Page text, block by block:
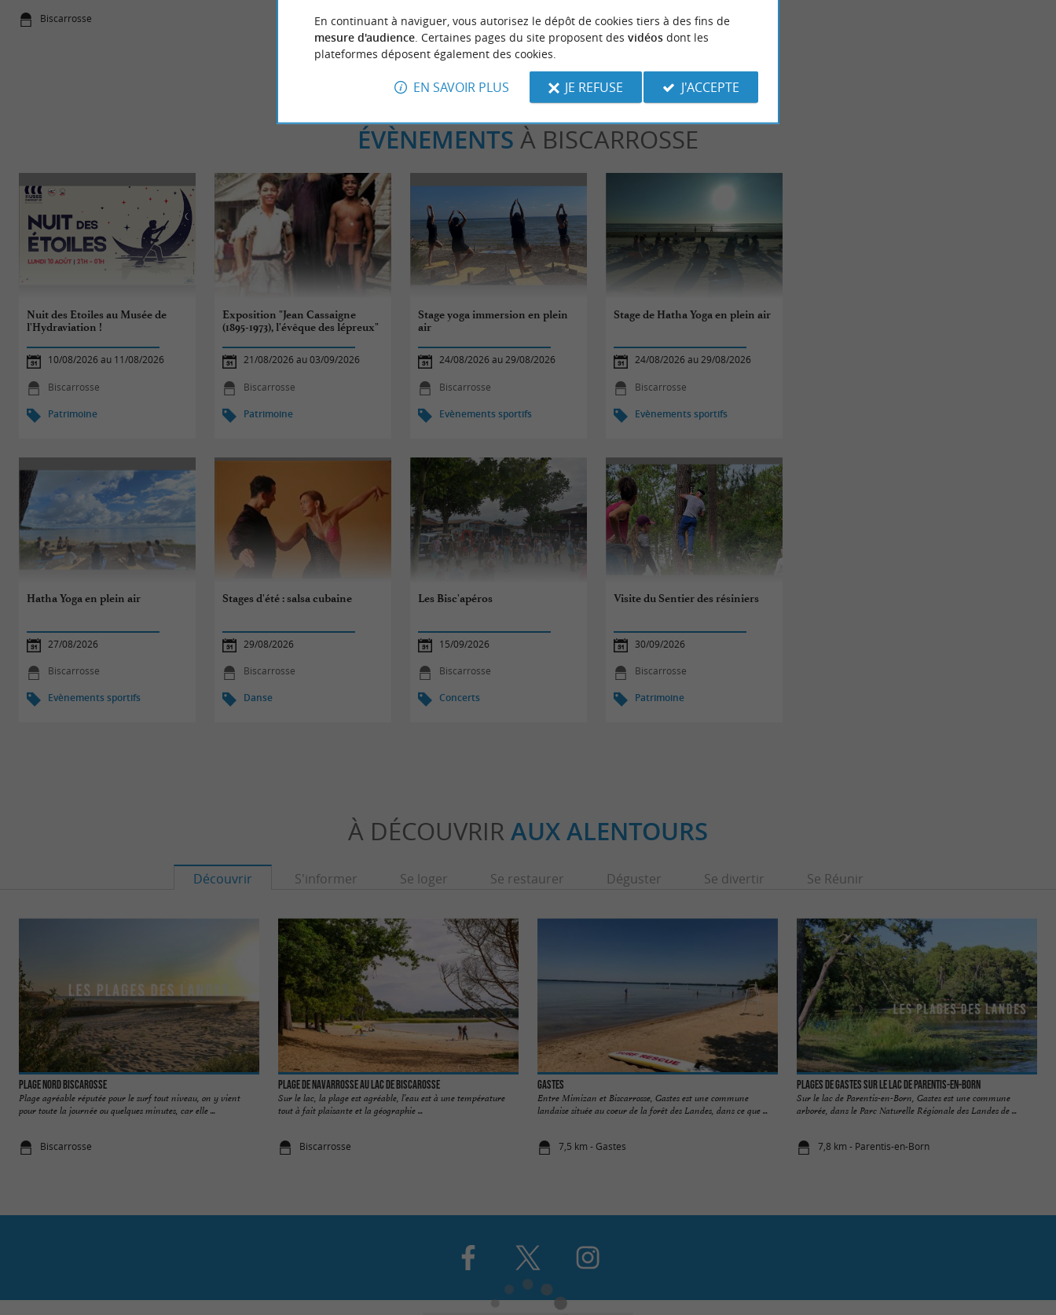
Biscarrosse Biscarrosse Biscarrosse
ÉVÈNEMENTS À BISCARROSSE
Nuit des Etoiles au Musée de
l'Hydraviation !
10/08/2026 au 11/08/2026
Biscarrosse
Patrimoine
Exposition "Jean Cassaigne
(1895-1973), l'évêque des lépreux"
21/08/2026 au 03/09/2026
Biscarrosse
Patrimoine
Stage yoga immersion en plein
air
24/08/2026 au 29/08/2026
Biscarrosse
Evènements sportifs
Stage de Hatha Yoga en plein air
24/08/2026 au 29/08/2026
Biscarrosse
Evènements sportifs
Hatha Yoga en plein air
27/08/2026
Biscarrosse
Evènements sportifs
Stages d'été : salsa cubaine
29/08/2026
Biscarrosse
Danse
Les Bisc'apéros
15/09/2026
Biscarrosse
Concerts
Visite du Sentier des résiniers
30/09/2026
Biscarrosse
Patrimoine
À DÉCOUVRIR AUX ALENTOURS
Découvrir S'informer Se loger Se restaurer Déguster Se divertir Se Réunir
Plage Nord Biscarosse
Plage agréable réputée pour le surf tout niveau, on y vient
pour toute la journée ou quelques minutes, car elle ...
Biscarrosse
Plage de Navarrosse au Lac de Biscarosse
Sur le lac, la plage est agréable, l’eau est à une température
tout à fait plaisante et la géographie ...
Biscarrosse
Gastes
Entre Mimizan et Biscarrosse, Gastes est une commune
landaise située au coeur de la forêt des Landes, dans ce que ...
7,5 km - Gastes
Plages de Gastes sur le Lac de Parentis-en-Born
Sur le lac de Parentis-en-Born, Gastes est une commune
arborée, dans le Parc Naturelle Régionale des Landes de ...
7,8 km - Parentis-en-Born
En continuant à naviguer, vous autorisez le dépôt de cookies tiers à des fins de
mesure d'audience. Certaines pages du site proposent des vidéosdont les
plateformes déposent également des cookies.
EN SAVOIR PLUS JE REFUSE J'ACCEPTE